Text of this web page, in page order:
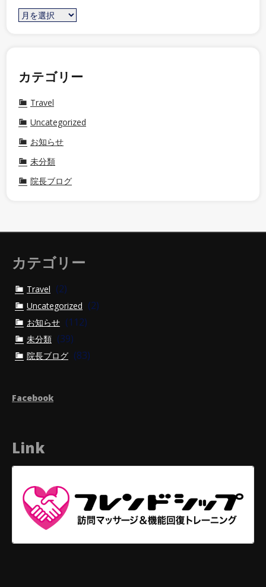
カテゴリー
Travel
Uncategorized
お知らせ
未分類
院長ブログ
カテゴリー
Travel (2)
Uncategorized (2)
お知らせ (112)
未分類 (39)
院長ブログ (83)
Facebook
Link